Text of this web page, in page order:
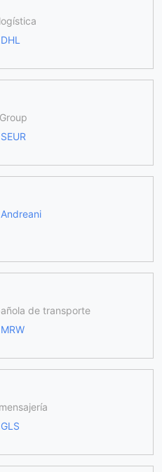
de transporte